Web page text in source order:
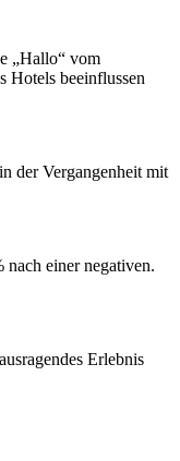
„Hallo“ vom
Hotels beeinflussen
der Vergangenheit mit
nach einer negativen.
Erlebnis